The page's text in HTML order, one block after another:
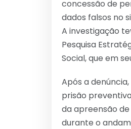
concessão de
dados falsos no
A investigação
Pesquisa
Social, que em
Após a
prisão
da apreensão
durante o